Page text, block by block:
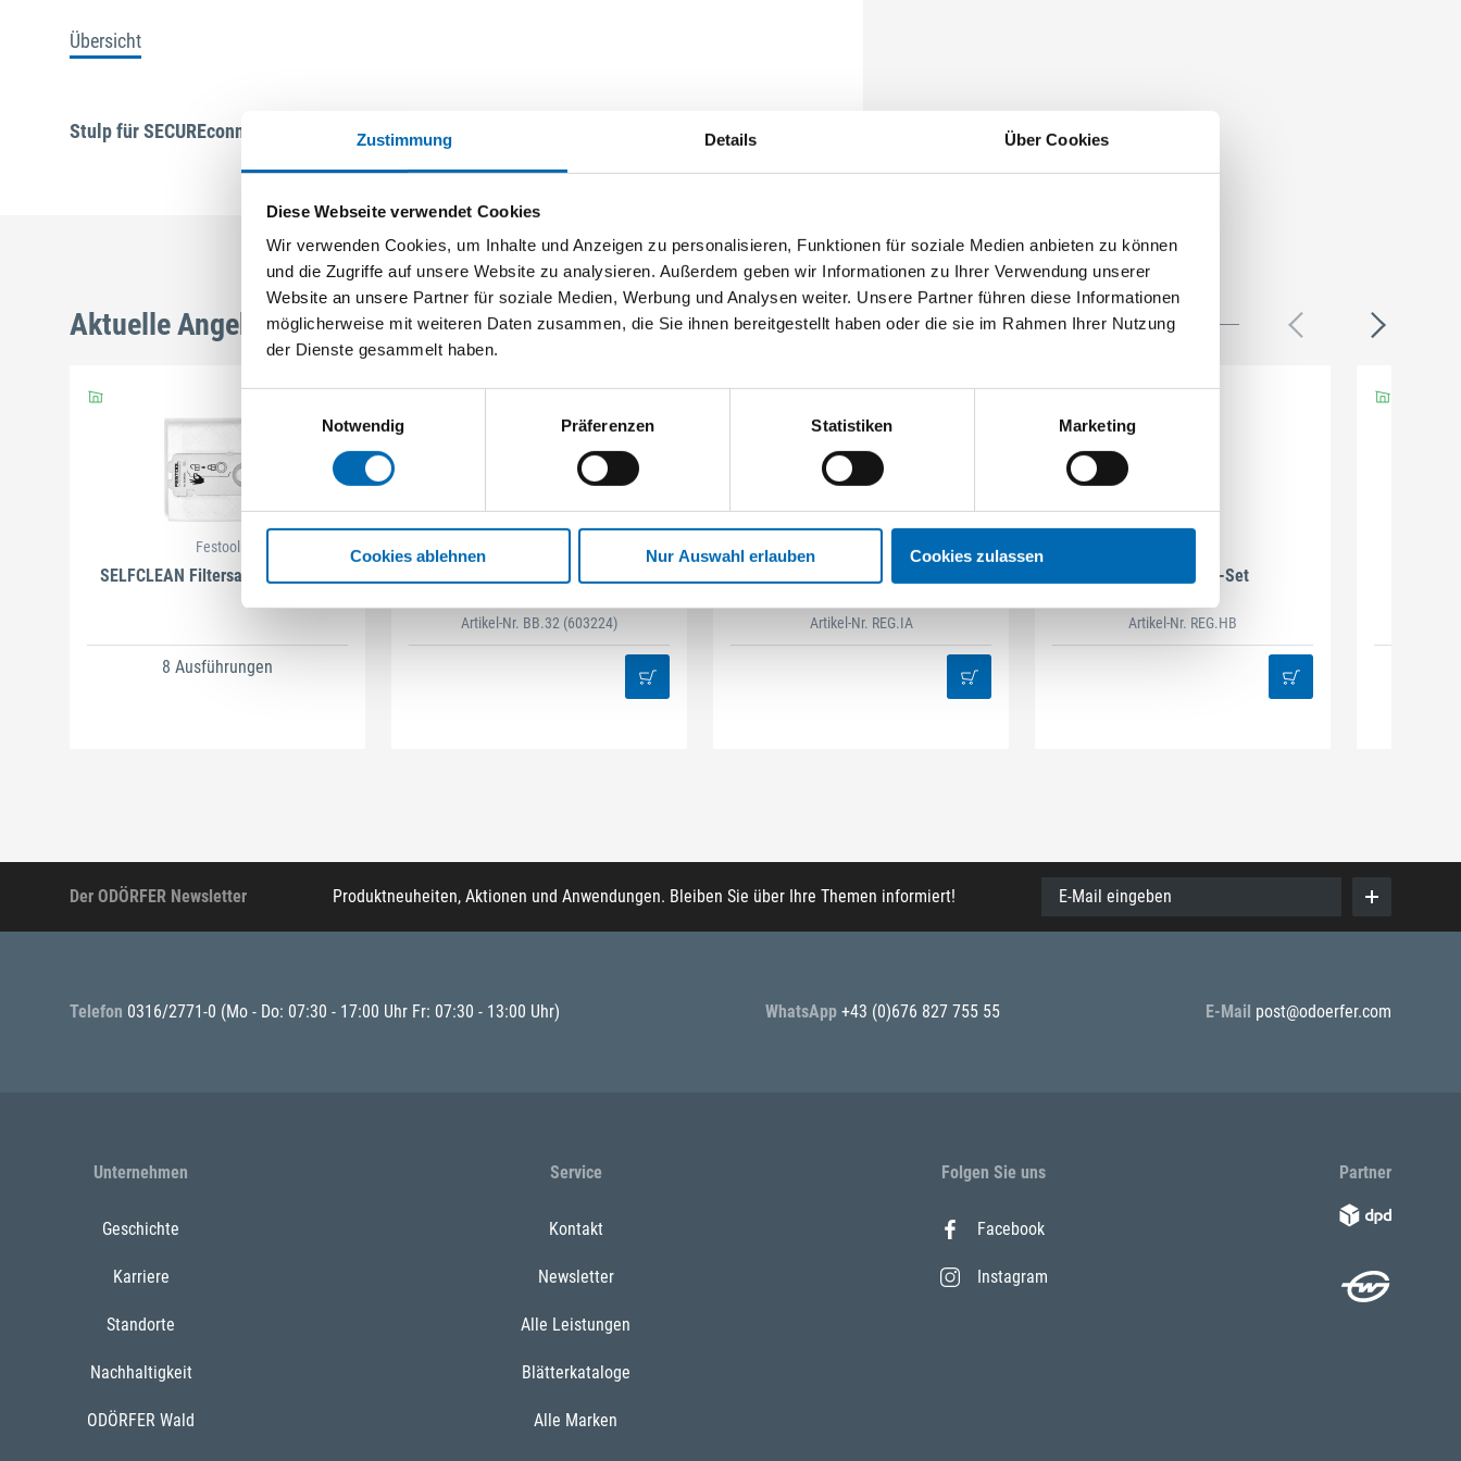
Zustimmung Details Über Cookies
Diese Webseite verwendet Cookies
Wir verwenden Cookies, um Inhalte und Anzeigen zu personalisieren, Funktionen für soziale Medien anbieten zu können
und die Zugriffe auf unsere Website zu analysieren. Außerdem geben wir Informationen zu Ihrer Verwendung unserer
Website an unsere Partner für soziale Medien, Werbung und Analysen weiter. Unsere Partner führen diese Informationen
möglicherweise mit weiteren Daten zusammen, die Sie ihnen bereitgestellt haben oder die sie im Rahmen Ihrer Nutzung
der Dienste gesammelt haben.
Notwendig
Präferenzen Statistiken Marketing
Cookies ablehnen Nur Auswahl erlauben Cookies zulassen
Übersicht
Stulp für SECUREconnect Rahmenteil U-Stulp 366 x 35 x 8 x 2 mm, kantig
Aktuelle Angebote
Festool
SELFCLEAN Filtersack SC FIS-CT
8 Ausführungen
Bit-Box 32-tlg Mix
Artikel-Nr. BB.32 (603224)
Innenausbau Regal-Set
Artikel-Nr. REG.IA
Holzbau Regal-Set
Artikel-Nr. REG.HB
Der ODÖRFER Newsletter Produktneuheiten, Aktionen und Anwendungen. Bleiben Sie über Ihre Themen informiert! E-Mail eingeben
Telefon 0316/2771-0 (Mo - Do: 07:30 - 17:00 Uhr Fr: 07:30 - 13:00 Uhr) WhatsApp +43 (0)676 827 755 55 E-Mail post@odoerfer.com
Unternehmen
Geschichte
Karriere
Standorte
Nachhaltigkeit
ODÖRFER Wald
Service
Kontakt
Newsletter
Alle Leistungen
Blätterkataloge
Alle Marken
Folgen Sie uns
Facebook
Instagram
Partner